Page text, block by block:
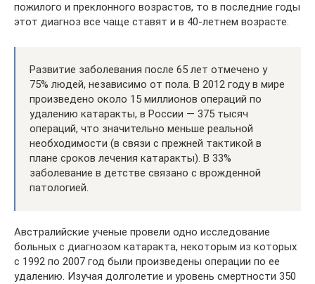
пожилого и преклонного возрастов, то в последние годы
этот диагноз все чаще ставят и в 40-летнем возрасте.
Развитие заболевания после 65 лет отмечено у
75% людей, независимо от пола. В 2012 году в мире
произведено около 15 миллионов операций по
удалению катаракты, в России — 375 тысяч
операций, что значительно меньше реальной
необходимости (в связи с прежней тактикой в
плане сроков лечения катаракты). В 33%
заболевание в детстве связано с врожденной
патологией.
Австралийские ученые провели одно исследование
больных с диагнозом катаракта, некоторым из которых
с 1992 по 2007 год были произведены операции по ее
удалению. Изучая долголетие и уровень смертности 350